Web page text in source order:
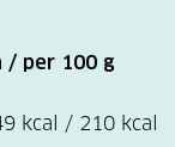
per 100 g
kcal / 210 kcal